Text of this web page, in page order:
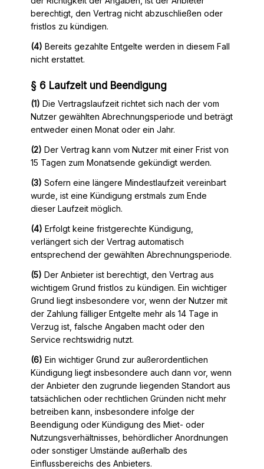
berechtigt, den Vertrag nicht abzuschließen oder
fristlos zu kündigen.
(4) Bereits gezahlte Entgelte werden in diesem Fall
nicht erstattet.
§ 6 Laufzeit und Beendigung
(1) Die Vertragslaufzeit richtet sich nach der vom
Nutzer gewählten Abrechnungsperiode und beträgt
entweder einen Monat oder ein Jahr.
(2) Der Vertrag kann vom Nutzer mit einer Frist von
15 Tagen zum Monatsende gekündigt werden.
(3) Sofern eine längere Mindestlaufzeit vereinbart
wurde, ist eine Kündigung erstmals zum Ende
dieser Laufzeit möglich.
(4) Erfolgt keine fristgerechte Kündigung,
verlängert sich der Vertrag automatisch
entsprechend der gewählten Abrechnungsperiode.
(5) Der Anbieter ist berechtigt, den Vertrag aus
wichtigem Grund fristlos zu kündigen. Ein wichtiger
Grund liegt insbesondere vor, wenn der Nutzer mit
der Zahlung fälliger Entgelte mehr als 14 Tage in
Verzug ist, falsche Angaben macht oder den
Service rechtswidrig nutzt.
(6) Ein wichtiger Grund zur außerordentlichen
Kündigung liegt insbesondere auch dann vor, wenn
der Anbieter den zugrunde liegenden Standort aus
tatsächlichen oder rechtlichen Gründen nicht mehr
betreiben kann, insbesondere infolge der
Beendigung oder Kündigung des Miet- oder
Nutzungsverhältnisses, behördlicher Anordnungen
oder sonstiger Umstände außerhalb des
Einflussbereichs des Anbieters.